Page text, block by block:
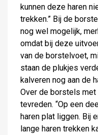
kunnen deze haren
trekken.” Bij de
nog wel mogelijk,
omdat bij deze
van de borstelvoet,
staan de plukjes
kalveren nog aan de
Over de borstels met
tevreden. “Op een
haren plat liggen. Bij
lange haren trekken